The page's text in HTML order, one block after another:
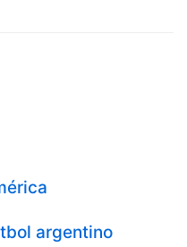
argentino